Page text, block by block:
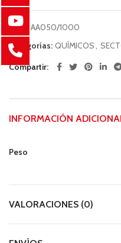
COD: AA050/1000
Categorías: QUÍMICOS,
Compartir
INFORMACIÓN
Peso
VALORACIONES (0)